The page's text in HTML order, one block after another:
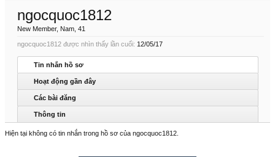
ngocquoc1812
New Member, Nam, 41
ngocquoc1812 được nhìn thấy lần cuối: 12/05/17
Tin nhắn hồ sơ
Hoạt động gần đây
Các bài đăng
Thông tin
Hiện tại không có tin nhắn trong hồ sơ của ngocquoc1812.